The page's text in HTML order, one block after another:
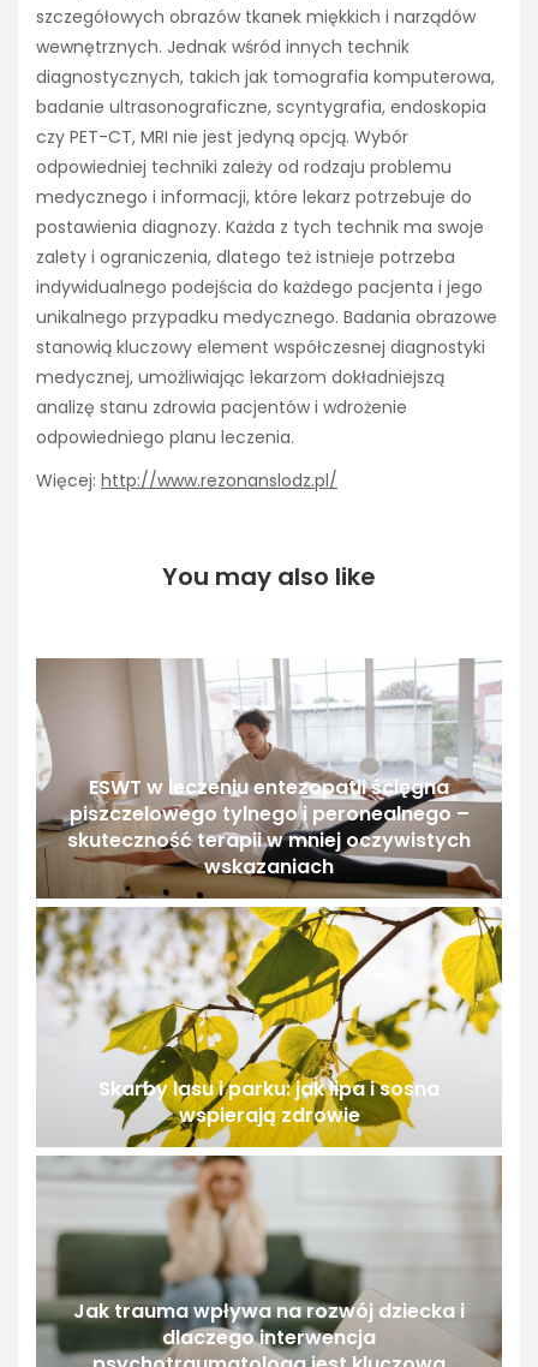
szczegółowych obrazów tkanek miękkich i narządów
wewnętrznych. Jednak wśród innych technik
diagnostycznych, takich jak tomografia komputerowa,
badanie ultrasonograficzne, scyntygrafia, endoskopia
czy PET-CT, MRI nie jest jedyną opcją. Wybór
odpowiedniej techniki zależy od rodzaju problemu
medycznego i informacji, które lekarz potrzebuje do
postawienia diagnozy. Każda z tych technik ma swoje
zalety i ograniczenia, dlatego też istnieje potrzeba
indywidualnego podejścia do każdego pacjenta i jego
unikalnego przypadku medycznego. Badania obrazowe
stanowią kluczowy element współczesnej diagnostyki
medycznej, umożliwiając lekarzom dokładniejszą
analizę stanu zdrowia pacjentów i wdrożenie
odpowiedniego planu leczenia.
Więcej: http://www.rezonanslodz.pl/
You may also like
ESWT w leczeniu entezopatii ścięgna
piszczelowego tylnego i peronealnego –
skuteczność terapii w mniej oczywistych
wskazaniach
Skarby lasu i parku: jak lipa i sosna
wspierają zdrowie
Jak trauma wpływa na rozwój dziecka i
dlaczego interwencja